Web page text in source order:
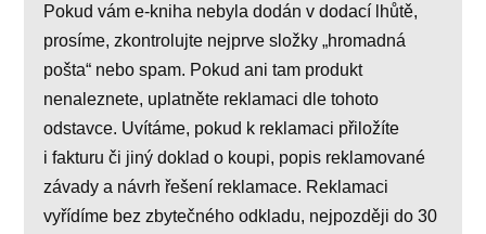
Pokud vám e-kniha nebyla dodán v dodací lhůtě,
prosíme, zkontrolujte nejprve složky „hromadná
pošta“ nebo spam. Pokud ani tam produkt
nenaleznete, uplatněte reklamaci dle tohoto
odstavce. Uvítáme, pokud k reklamaci přiložíte
i fakturu či jiný doklad o koupi, popis reklamované
závady a návrh řešení reklamace. Reklamaci
vyřídíme bez zbytečného odkladu, nejpozději do 30